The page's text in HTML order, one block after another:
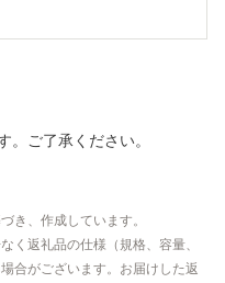
ご了承ください。
き、作成しています。
く返礼品の仕様（規格、容量、
合がございます。お届けした返